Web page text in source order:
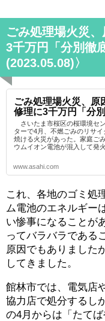
ごみ処理場火災
3千万円「分別徹
(2023.05.08)〉
ごみ処理場火災、
修理に3千万円「分
さいたま市桜区の桜環境セ
ターで4月、不燃ごみのリサ
焼ける火災があった。家庭ご
ウムイオン電池が混入して発
www.asahi.com
これ、各地のゴミ処
ム電池のエネルギー
い惨事になることが
ってバラバラである
原因でもありました
してきました。
館林市では、電気店
協力店で処分するし
の4月からは「たて